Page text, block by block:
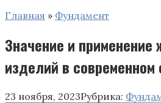
Главная » Фундамент
Значение и
изделий в современном
23 ноября, 2023Рубрика: